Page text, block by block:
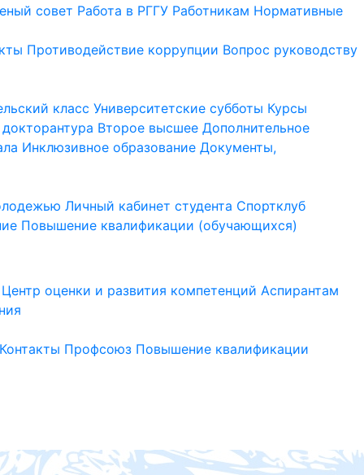
совет Работа в РГГУ Работникам Нормативные
Противодействие коррупции Вопрос руководству
класс Университетские субботы Курсы
Второе высшее Дополнительное
Инклюзивное образование Документы,
Личный кабинет студента Спортклуб
Повышение квалификации (обучающихся)
Центр оценки и развития компетенций Аспирантам
Контакты Профсоюз Повышение квалификации